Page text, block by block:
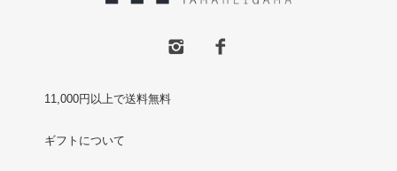
11,000円以上で送料無料
ギフトについて